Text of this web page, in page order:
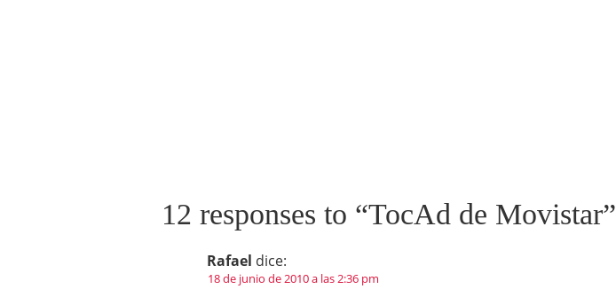
12 responses to “TocAd de Movistar”
Rafael dice:
18 de junio de 2010 a las 2:36 pm